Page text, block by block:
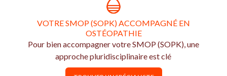
VOTRE SMOP (SOPK) ACCOMPAGNÉ EN
OSTÉOPATHIE
Pour bien accompagner votre SMOP (SOPK), une
approche pluridisciplinaire est clé